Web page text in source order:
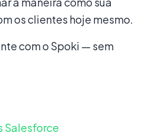
os clientes hoje mesmo.
com o Spoki — sem
Salesforce